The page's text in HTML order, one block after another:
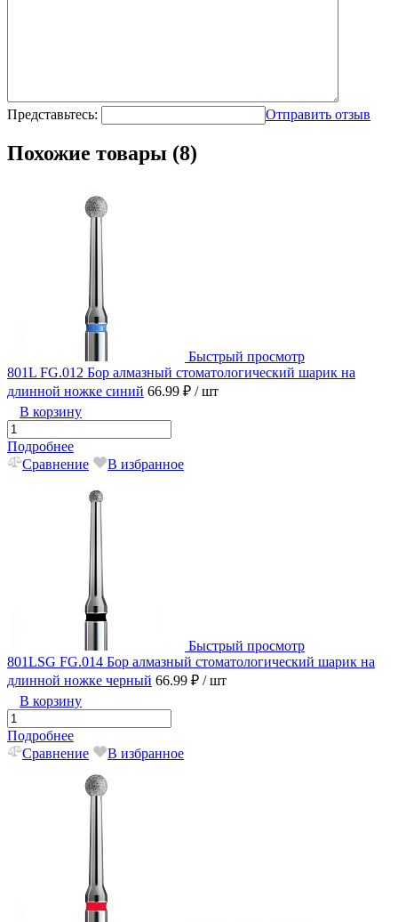
Представьтесь: Отправить отзыв
Похожие товары (8)
Быстрый просмотр
801L FG.012 Бор алмазный стоматологический шарик на
длинной ножке синий 66.99 ₽ / шт
В корзину
Подробнее
Сравнение
В избранное
Быстрый просмотр
801LSG FG.014 Бор алмазный стоматологический шарик на
длинной ножке черный 66.99 ₽ / шт
В корзину
Подробнее
Сравнение
В избранное